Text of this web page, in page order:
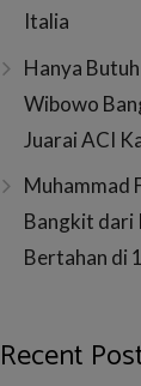
Italia
Hanya
Wibowo
Juarai ACI
Muhammad
Bangkit dari
Bertahan di
Recent